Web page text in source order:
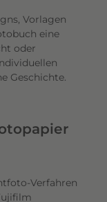
Vorlagen
eine
oder
Geschichte.
Verfahren